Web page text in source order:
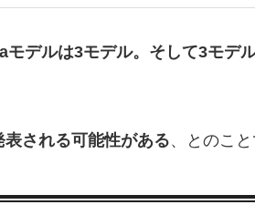
デルは3モデル。そして3モデ
される可能性がある、とのこと